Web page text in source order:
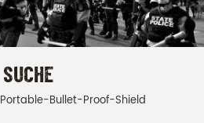
SUCHE
Portable-Bullet-Proof-Shield